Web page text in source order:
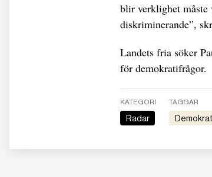
blir verklighet måste
diskriminerande”,
Landets fria söker
för demokratifrågor.
KATEGORI
Radar
TAGGAR